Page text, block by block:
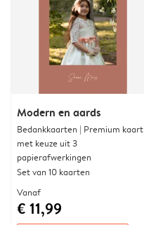
Modern en aards
Bedankkaarten | Premium kaart
met keuze uit 3
papierafwerkingen
Set van 10 kaarten
Vanaf
€ 11,99